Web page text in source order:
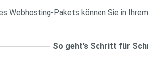
Webhosting-Pakets können Sie in
So geht’s Schritt für